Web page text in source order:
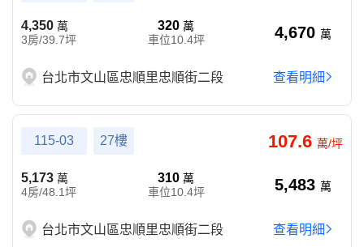
4,350 萬
3房/39.7坪
320萬
車位10.4坪
4,670 萬
台北市文山區忠順里忠順街二段 查看明細
115-03 27樓 107.6 萬/坪
5,173 萬
4房/48.1坪
310萬
車位10.4坪
5,483 萬
台北市文山區忠順里忠順街二段 查看明細